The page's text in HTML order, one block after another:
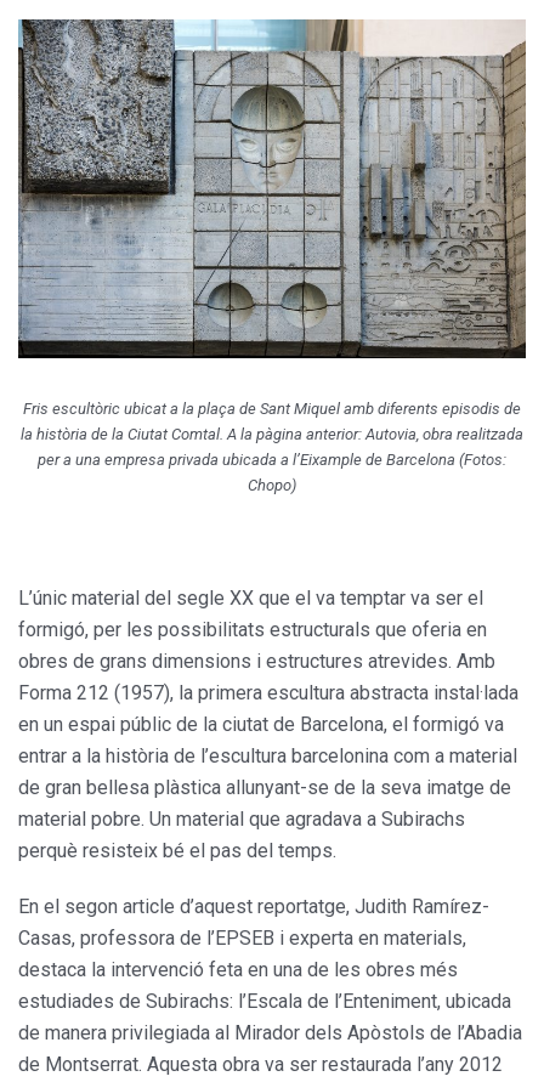
Fris escultòric ubicat a la plaça de Sant Miquel amb diferents episodis de
la història de la Ciutat Comtal. A la pàgina anterior: Autovia, obra realitzada
per a una empresa privada ubicada a l’Eixample de Barcelona (Fotos:
Chopo)
L’únic material del segle XX que el va temptar va ser el
formigó, per les possibilitats estructurals que oferia en
obres de grans dimensions i estructures atrevides. Amb
Forma 212 (1957), la primera escultura abstracta instal·lada
en un espai públic de la ciutat de Barcelona, el formigó va
entrar a la història de l’escultura barcelonina com a material
de gran bellesa plàstica allunyant-se de la seva imatge de
material pobre. Un material que agradava a Subirachs
perquè resisteix bé el pas del temps.
En el segon article d’aquest reportatge, Judith Ramírez-
Casas, professora de l’EPSEB i experta en materials,
destaca la intervenció feta en una de les obres més
estudiades de Subirachs: l’Escala de l’Enteniment, ubicada
de manera privilegiada al Mirador dels Apòstols de l’Abadia
de Montserrat. Aquesta obra va ser restaurada l’any 2012